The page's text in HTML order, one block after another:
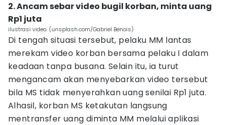
2. Ancam sebar video bugil korban, minta uang
Rp1 juta
ilustrasi video. (unsplash.com/Gabriel Benois)
Di tengah situasi tersebut, pelaku MM lantas
merekam video korban bersama pelaku I dalam
keadaan tanpa busana. Selain itu, ia turut
mengancam akan menyebarkan video tersebut
bila MS tidak menyerahkan uang senilai Rp1 juta.
Alhasil, korban MS ketakutan langsung
mentransfer uang diminta MM melalui aplikasi